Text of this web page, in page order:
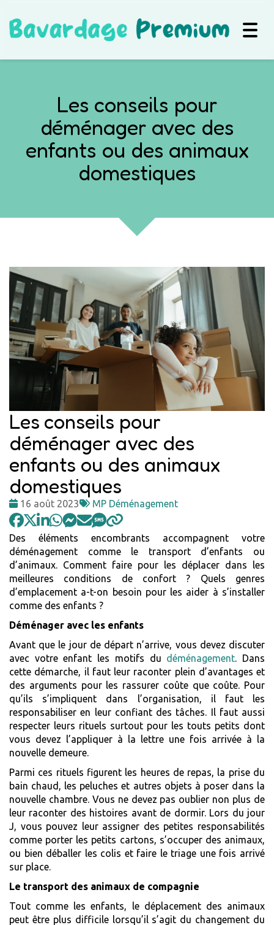
Les conseils pour
déménager avec des
enfants ou des animaux
domestiques
Les conseils pour
déménager avec des
enfants ou des animaux
domestiques
Date
:
16 août 2023
Tags
:
MP Déménagement
Des éléments encombrants accompagnent votre
déménagement comme le transport d’enfants ou
d’animaux. Comment faire pour les déplacer dans les
meilleures conditions de confort ? Quels genres
d’emplacement a-t-on besoin pour les aider à s’installer
comme des enfants ?
Déménager avec les enfants
Avant que le jour de départ n’arrive, vous devez discuter
avec votre enfant les motifs du déménagement. Dans
cette démarche, il faut leur raconter plein d’avantages et
des arguments pour les rassurer coûte que coûte. Pour
qu’ils s’impliquent dans l’organisation, il faut les
responsabiliser en leur confiant des tâches. Il faut aussi
respecter leurs rituels surtout pour les touts petits dont
vous devez l’appliquer à la lettre une fois arrivée à la
nouvelle demeure.
Parmi ces rituels figurent les heures de repas, la prise du
bain chaud, les peluches et autres objets à poser dans la
nouvelle chambre. Vous ne devez pas oublier non plus de
leur raconter des histoires avant de dormir. Lors du jour
J, vous pouvez leur assigner des petites responsabilités
comme porter les petits cartons, s’occuper des animaux,
ou bien déballer les colis et faire le triage une fois arrivé
sur place.
Le transport des animaux de compagnie
Tout comme les enfants, le déplacement des animaux
peut être plus difficile lorsqu’il s’agit du changement du